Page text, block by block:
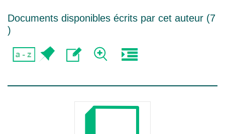
Documents disponibles écrits par cet auteur (7
)